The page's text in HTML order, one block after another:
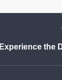
Experience the